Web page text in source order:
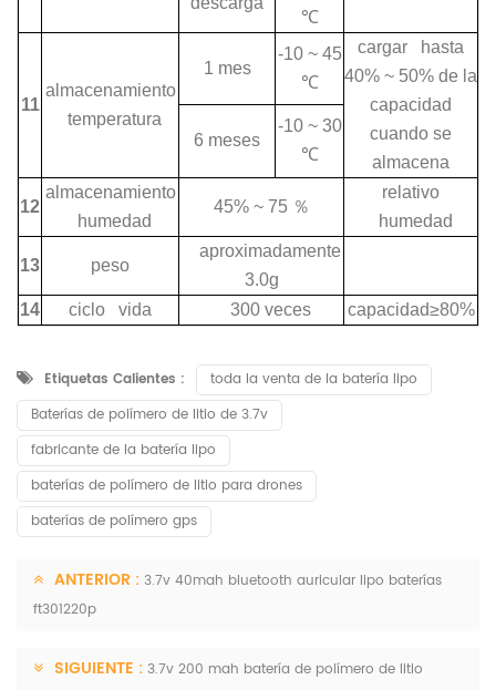
℃
11
almacenamiento
temperatura
1 mes
-10 ~ 45
℃
cargar hasta
40% ~ 50% de la
capacidad
cuando se
almacena
6 meses
-10 ~ 30
℃
12
almacenamiento
humedad
45% ~ 75％
relativo
humedad
13 peso
aproximadamente
3.0g
14
ciclo vida 300 veces capacidad≥80%
Etiquetas Calientes :
toda la venta de la batería lipo
Baterías de polímero de litio de 3.7v
fabricante de la batería lipo
baterías de polímero de litio para drones
baterías de polímero gps
ANTERIOR : 3.7v 40mah bluetooth auricular lipo baterías
ft301220p
SIGUIENTE : 3.7v 200 mah batería de polímero de litio